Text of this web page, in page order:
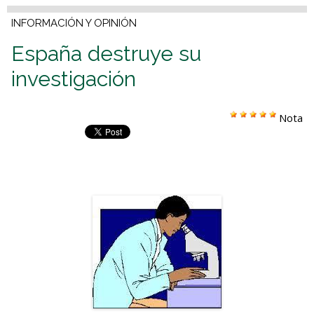
INFORMACIÓN Y OPINIÓN
España destruye su
investigación
Nota